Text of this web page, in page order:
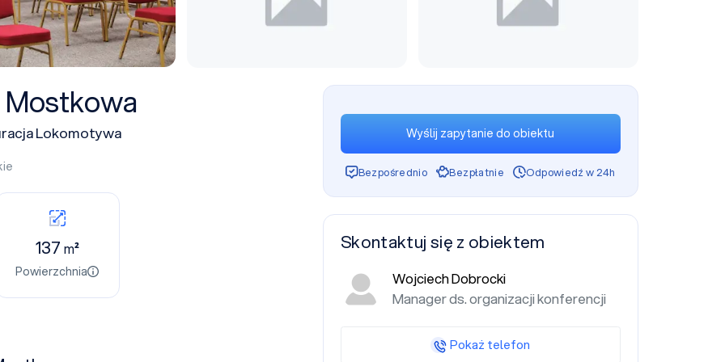
Lokomotywa
137m²
Powierzchnia
Wyślij zapytanie do obiektu
Bezpośrednio Bezpłatnie Odpowiedź w 24h
Skontaktuj się z obiektem
Wojciech Dobrocki
Manager ds. organizacji konferencji
Pokaż telefon